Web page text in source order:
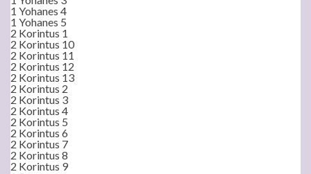
1 Yohanes 4
1 Yohanes 5
2 Korintus 1
2 Korintus 10
2 Korintus 11
2 Korintus 12
2 Korintus 13
2 Korintus 2
2 Korintus 3
2 Korintus 4
2 Korintus 5
2 Korintus 6
2 Korintus 7
2 Korintus 8
2 Korintus 9